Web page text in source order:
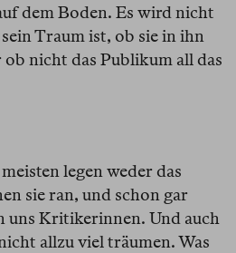
dem Boden. Es wird nicht
Traum ist, ob sie in ihn
nicht das Publikum all das
legen weder das
sie ran, und schon gar
uns Kritikerinnen. Und auch
allzu viel träumen. Was